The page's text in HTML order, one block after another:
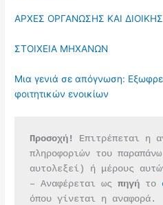
ΑΡΧΕΣ ΟΡΓΑΝΩΣΗΣ ΚΑΙ
ΣΤΟΙΧΕΙΑ ΜΗΧΑΝΩΝ
Μια γενιά σε απόγνωση:
φοιτητικών ενοικίων
Προσοχή!
Επιτρέπεται η
πληροφοριών του
αυτολεξεί) ή μέρους
– Αναφέρεται ως πηγή το
όπου γίνεται η αναφορά.